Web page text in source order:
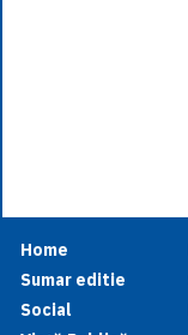
Home
Sumar editie
Social